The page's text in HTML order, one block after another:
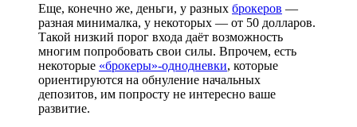
Еще, конечно же, деньги, у разных брокеров —
разная минималка, у некоторых — от 50 долларов.
Такой низкий порог входа даёт возможность
многим попробовать свои силы. Впрочем, есть
некоторые «брокеры»-однодневки, которые
ориентируются на обнуление начальных
депозитов, им попросту не интересно ваше
развитие.